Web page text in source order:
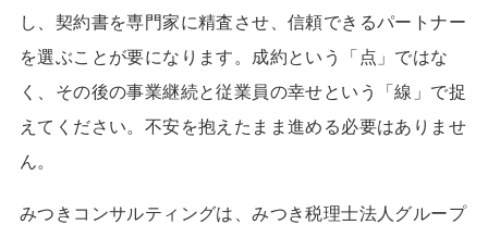
し、契約書を専門家に精査させ、信頼できるパートナー
を選ぶことが要になります。成約という「点」ではな
く、その後の事業継続と従業員の幸せという「線」で捉
えてください。不安を抱えたまま進める必要はありませ
ん。
みつきコンサルティングは、みつき税理士法人グループ